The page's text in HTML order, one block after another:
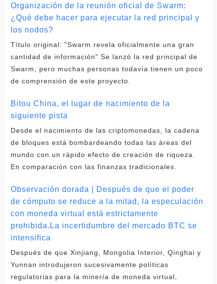
Organización de la reunión oficial de Swarm:
¿Qué debe hacer para ejecutar la red principal y
los nodos?
Título original: "Swarm revela oficialmente una gran
cantidad de información" Se lanzó la red principal de
Swarm, pero muchas personas todavía tienen un poco
de comprensión de este proyecto.
Bitou China, el lugar de nacimiento de la
siguiente pista
Desde el nacimiento de las criptomonedas, la cadena
de bloques está bombardeando todas las áreas del
mundo con un rápido efecto de creación de riqueza.
En comparación con las finanzas tradicionales.
Observación dorada | Después de que el poder
de cómputo se reduce a la mitad, la especulación
con moneda virtual está estrictamente
prohibida.La incertidumbre del mercado BTC se
intensifica
Después de que Xinjiang, Mongolia Interior, Qinghai y
Yunnan introdujeron sucesivamente políticas
regulatorias para la minería de moneda virtual,